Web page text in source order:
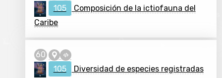
105
Composición de la ictiofauna del
Caribe
105
Diversidad de especies registradas